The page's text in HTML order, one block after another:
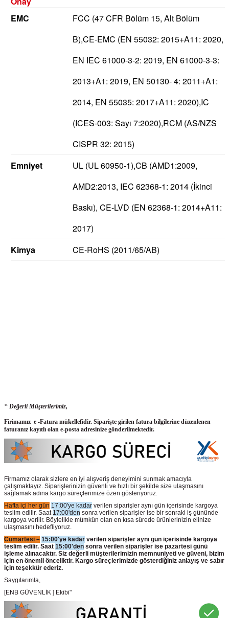
EMC
FCC (47 CFR Bölüm 15, Alt Bölüm
B),CE-EMC (EN 55032: 2015+A11: 2020,
EN IEC 61000-3-2: 2019, EN 61000-3-3:
2013+A1: 2019, EN 50130- 4: 2011+A1:
2014, EN 55035: 2017+A11: 2020),IC
(ICES-003: Sayı 7:2020),RCM (AS/NZS
CISPR 32: 2015)
Emniyet
UL (UL 60950-1),CB (AMD1:2009,
AMD2:2013, IEC 62368-1: 2014 (İkinci
Baskı), CE-LVD (EN 62368-1: 2014+A11:
2017)
Kimya
CE-RoHS (2011/65/AB)
‘‘ Değerli Müşterilerimiz,
Firimamız e -Fatura mükellefidir. Siparişte girilen fatura bilgilerine düzenlenen
faturanız kayıtlı olan e-posta adresinize gönderilmektedir.
Firmamız olarak sizlere en iyi alışveriş deneyimini sunmak amacıyla
çalışmaktayız. Siparişlerinizin güvenli ve hızlı bir şekilde size ulaşmasını
sağlamak adına kargo süreçlerimize özen gösteriyoruz.
Hafta içi her gün 17:00'ye kadar verilen siparişler aynı gün içerisinde kargoya
teslim edilir. Saat 17:00'den sonra verilen siparişler ise bir sonraki iş gününde
kargoya verilir. Böylelikle mümkün olan en kısa sürede ürünlerinizin elinize
ulaşmasını hedefliyoruz.
Cumartesi – 15:00'ye kadar verilen siparişler aynı gün içerisinde kargoya
teslim edilir. Saat 15:00'den sonra verilen siparişler ise pazartesi günü
işleme alınacaktır. Siz değerli müşterilerimizin memnuniyeti ve güveni, bizim
için en önemli önceliktir. Kargo süreçlerimizde gösterdiğiniz anlayış ve sabır
için teşekkür ederiz.
Saygılarımla,
[ENB GÜVENLİK ] Ekibi"